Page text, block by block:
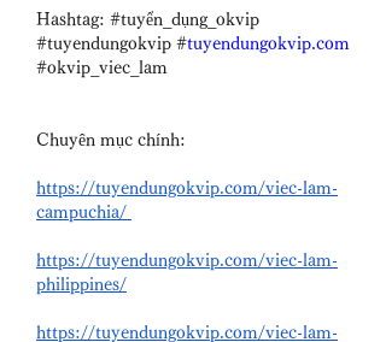
Hashtag: #tuyển_dụng_okvip
#tuyendungokvip #tuyendungokvip.com
#okvip_viec_lam
Chuyên mục chính:
https://tuyendungokvip.com/viec-lam-
campuchia/
https://tuyendungokvip.com/viec-lam-
philippines/
https://tuyendungokvip.com/viec-lam-